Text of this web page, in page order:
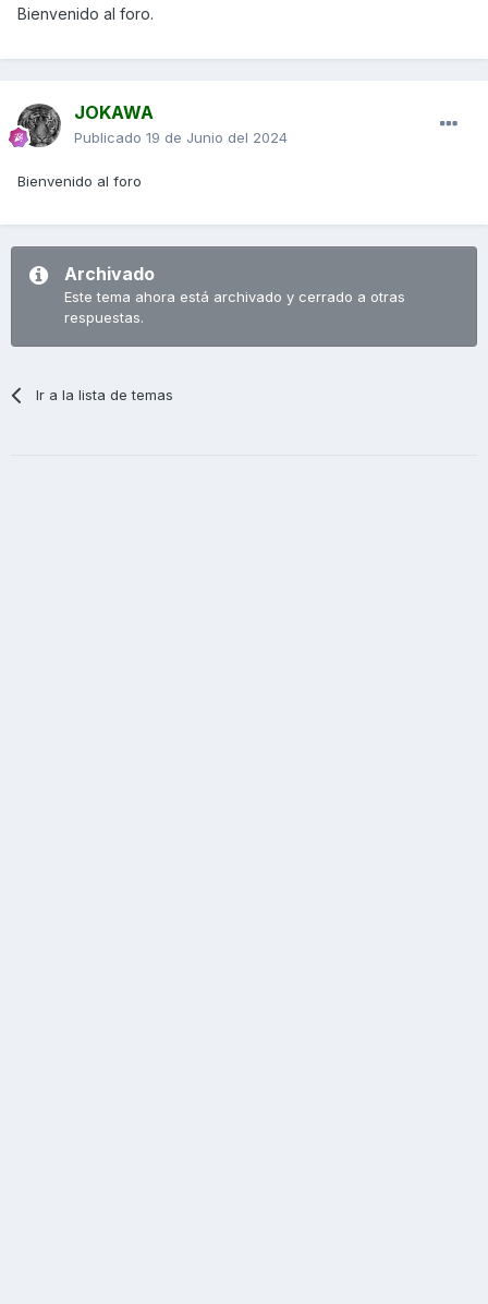
Bienvenido al foro.
JOKAWA
Publicado 19 de Junio del 2024
Bienvenido al foro
Archivado
Este tema ahora está archivado y cerrado a otras
respuestas.
Ir a la lista de temas